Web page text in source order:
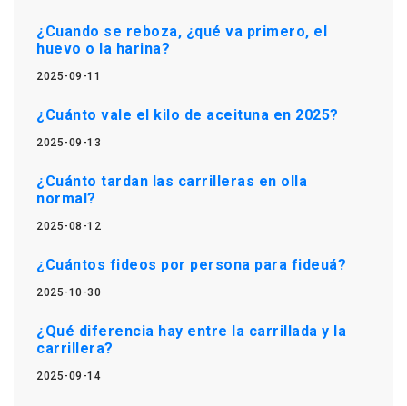
¿Cuando se reboza, ¿qué va primero, el
huevo o la harina?
2025-09-11
¿Cuánto vale el kilo de aceituna en 2025?
2025-09-13
¿Cuánto tardan las carrilleras en olla
normal?
2025-08-12
¿Cuántos fideos por persona para fideuá?
2025-10-30
¿Qué diferencia hay entre la carrillada y la
carrillera?
2025-09-14